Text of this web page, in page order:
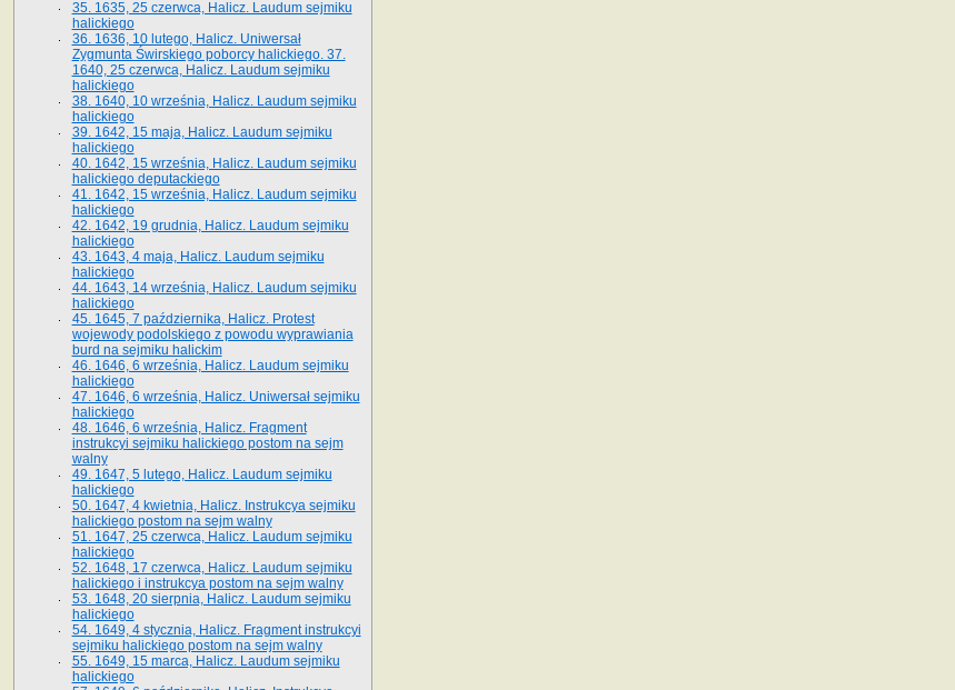
35. 1635, 25 czerwca, Halicz. Laudum sejmiku
halickiego
36. 1636, 10 lutego, Halicz. Uniwersał
Zygmunta Świrskiego poborcy halickiego. 37.
1640, 25 czerwca, Halicz. Laudum sejmiku
halickiego
38. 1640, 10 września, Halicz. Laudum sejmiku
halickiego
39. 1642, 15 maja, Halicz. Laudum sejmiku
halickiego
40. 1642, 15 września, Halicz. Laudum sejmiku
halickiego deputackiego
41. 1642, 15 września, Halicz. Laudum sejmiku
halickiego
42. 1642, 19 grudnia, Halicz. Laudum sejmiku
halickiego
43. 1643, 4 maja, Halicz. Laudum sejmiku
halickiego
44. 1643, 14 września, Halicz. Laudum sejmiku
halickiego
45. 1645, 7 października, Halicz. Protest
wojewody podolskiego z powodu wyprawiania
burd na sejmiku halickim
46. 1646, 6 września, Halicz. Laudum sejmiku
halickiego
47. 1646, 6 września, Halicz. Uniwersał sejmiku
halickiego
48. 1646, 6 września, Halicz. Fragment
instrukcyi sejmiku halickiego postom na sejm
walny
49. 1647, 5 lutego, Halicz. Laudum sejmiku
halickiego
50. 1647, 4 kwietnia, Halicz. Instrukcya sejmiku
halickiego postom na sejm walny
51. 1647, 25 czerwca, Halicz. Laudum sejmiku
halickiego
52. 1648, 17 czerwca, Halicz. Laudum sejmiku
halickiego i instrukcya postom na sejm walny
53. 1648, 20 sierpnia, Halicz. Laudum sejmiku
halickiego
54. 1649, 4 stycznia, Halicz. Fragment instrukcyi
sejmiku halickiego postom na sejm walny
55. 1649, 15 marca, Halicz. Laudum sejmiku
halickiego